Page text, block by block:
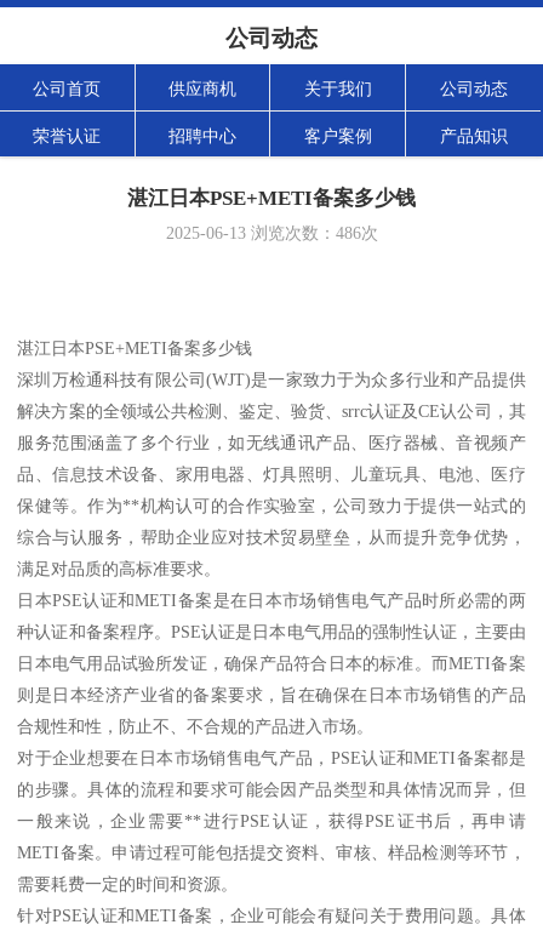
公司动态
公司首页 供应商机 关于我们 公司动态
荣誉认证 招聘中心 客户案例 产品知识
湛江日本PSE+METI备案多少钱
2025-06-13浏览次数： 486次
湛江日本PSE+METI备案多少钱
深圳万检通科技有限公司(WJT)是一家致力于为众多行业和产品提供
解决方案的全领域公共检测、鉴定、验货、srrc认证及CE认公司，其
服务范围涵盖了多个行业，如无线通讯产品、医疗器械、音视频产
品、信息技术设备、家用电器、灯具照明、儿童玩具、电池、医疗
保健等。作为**机构认可的合作实验室，公司致力于提供一站式的
综合与认服务，帮助企业应对技术贸易壁垒，从而提升竞争优势，
满足对品质的高标准要求。
日本PSE认证和METI备案是在日本市场销售电气产品时所必需的两
种认证和备案程序。PSE认证是日本电气用品的强制性认证，主要由
日本电气用品试验所发证，确保产品符合日本的标准。而METI备案
则是日本经济产业省的备案要求，旨在确保在日本市场销售的产品
合规性和性，防止不、不合规的产品进入市场。
对于企业想要在日本市场销售电气产品，PSE认证和METI备案都是
的步骤。具体的流程和要求可能会因产品类型和具体情况而异，但
一般来说，企业需要**进行PSE认证，获得PSE证书后，再申请
METI备案。申请过程可能包括提交资料、审核、样品检测等环节，
需要耗费一定的时间和资源。
针对PSE认证和METI备案，企业可能会有疑问关于费用问题。具体